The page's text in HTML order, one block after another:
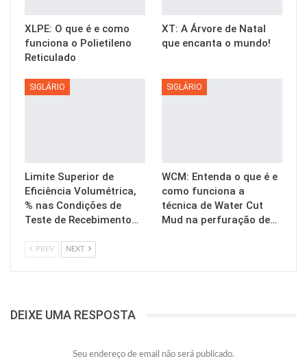
XLPE: O que é e como
funciona o Polietileno
Reticulado
XT: A Árvore de Natal
que encanta o mundo!
SIGLÁRIO
Limite Superior de
Eficiência Volumétrica,
% nas Condições de
Teste de Recebimento…
SIGLÁRIO
WCM: Entenda o que é e
como funciona a
técnica de Water Cut
Mud na perfuração de…
PREV NEXT
DEIXE UMA RESPOSTA
Seu endereço de email não será publicado.